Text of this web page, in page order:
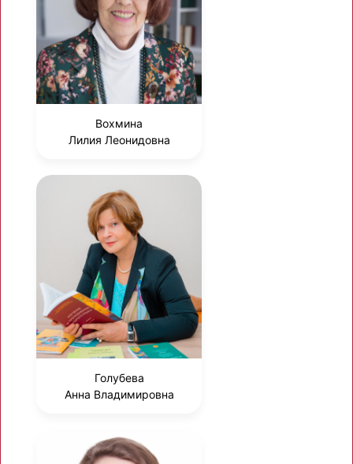
Вохмина
Лилия Леонидовна
Голубева
Анна Владимировна